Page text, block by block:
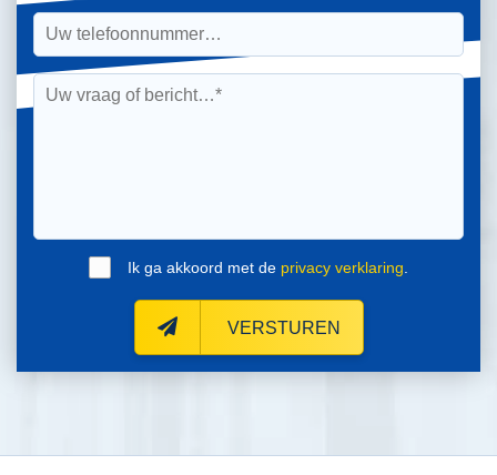
Ik ga akkoord met de privacy verklaring
VERSTUREN